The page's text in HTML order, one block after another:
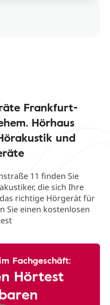
Frankfurt-
Hörhaus
und
11 finden Sie
die sich Ihre
richtige Hörgerät für
Sie einen kostenlosen
Fachgeschäft:
Hörtest